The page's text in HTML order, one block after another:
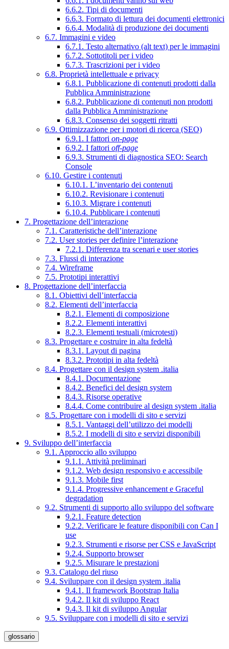
6.6.2. Tipi di documenti
6.6.3. Formato di lettura dei documenti elettronici
6.6.4. Modalità di produzione dei documenti
6.7. Immagini e video
6.7.1. Testo alternativo (alt text) per le immagini
6.7.2. Sottotitoli per i video
6.7.3. Trascrizioni per i video
6.8. Proprietà intellettuale e privacy
6.8.1. Pubblicazione di contenuti prodotti dalla
Pubblica Amministrazione
6.8.2. Pubblicazione di contenuti non prodotti
dalla Pubblica Amministrazione
6.8.3. Consenso dei soggetti ritratti
6.9. Ottimizzazione per i motori di ricerca (SEO)
6.9.1. I fattori on-page
6.9.2. I fattori off-page
6.9.3. Strumenti di diagnostica SEO: Search
Console
6.10. Gestire i contenuti
6.10.1. L’inventario dei contenuti
6.10.2. Revisionare i contenuti
6.10.3. Migrare i contenuti
6.10.4. Pubblicare i contenuti
7. Progettazione dell’interazione
7.1. Caratteristiche dell’interazione
7.2. User stories per definire l’interazione
7.2.1. Differenza tra scenari e user stories
7.3. Flussi di interazione
7.4. Wireframe
7.5. Prototipi interattivi
8. Progettazione dell’interfaccia
8.1. Obiettivi dell’interfaccia
8.2. Elementi dell’interfaccia
8.2.1. Elementi di composizione
8.2.2. Elementi interattivi
8.2.3. Elementi testuali (microtesti)
8.3. Progettare e costruire in alta fedeltà
8.3.1. Layout di pagina
8.3.2. Prototipi in alta fedeltà
8.4. Progettare con il design system .italia
8.4.1. Documentazione
8.4.2. Benefici del design system
8.4.3. Risorse operative
8.4.4. Come contribuire al design system .italia
8.5. Progettare con i modelli di sito e servizi
8.5.1. Vantaggi dell’utilizzo dei modelli
8.5.2. I modelli di sito e servizi disponibili
9. Sviluppo dell’interfaccia
9.1. Approccio allo sviluppo
9.1.1. Attività preliminari
9.1.2. Web design responsivo e accessibile
9.1.3. Mobile first
9.1.4. Progressive enhancement e Graceful
degradation
9.2. Strumenti di supporto allo sviluppo del software
9.2.1. Feature detection
9.2.2. Verificare le feature disponibili con Can I
use
9.2.3. Strumenti e risorse per CSS e JavaScript
9.2.4. Supporto browser
9.2.5. Misurare le prestazioni
9.3. Catalogo del riuso
9.4. Sviluppare con il design system .italia
9.4.1. Il framework Bootstrap Italia
9.4.2. Il kit di sviluppo React
9.4.3. Il kit di sviluppo Angular
9.5. Sviluppare con i modelli di sito e servizi
glossario